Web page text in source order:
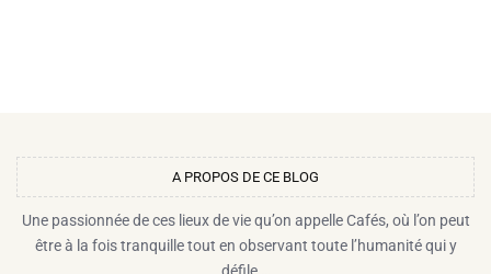
A PROPOS DE CE BLOG​
Une passionnée de ces lieux de vie qu’on appelle Cafés, où l’on peut
être à la fois tranquille tout en observant toute l’humanité qui y